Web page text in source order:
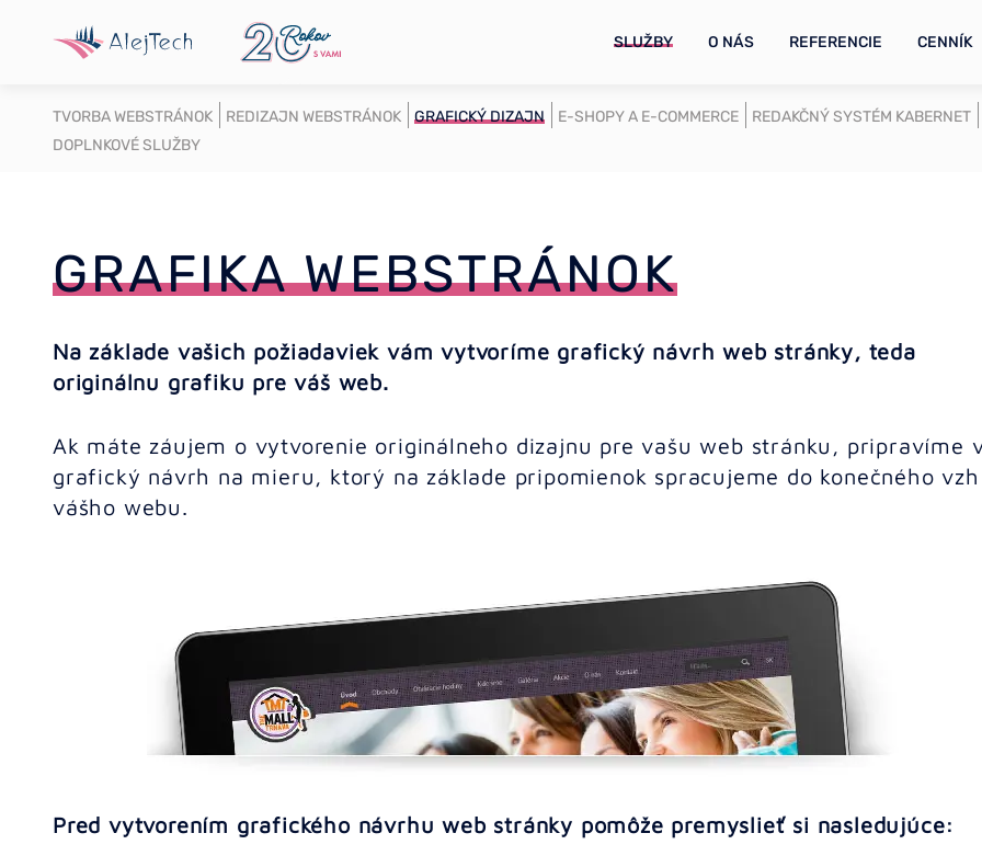
SLUŽBY O NÁS REFERENCIE CENNÍK
TVORBA WEBSTRÁNOK REDIZAJN WEBSTRÁNOK GRAFICKÝ DIZAJN E-SHOPY A E-COMMERCE
REDAKČNÝ SYSTÉM KABERNET
DOPLNKOVÉ SLUŽBY
GRAFIKA WEBSTRÁNOK
Na základe vašich požiadaviek vám vytvoríme grafický návrh web stránky, teda
originálnu grafiku pre váš web.
Ak máte záujem o vytvorenie originálneho dizajnu pre vašu web stránku, pripravíme
grafický návrh na mieru, ktorý na základe pripomienok spracujeme do konečného
vášho webu.
Pred vytvorením grafického návrhu web stránky pomôže premyslieť si nasledujúce: